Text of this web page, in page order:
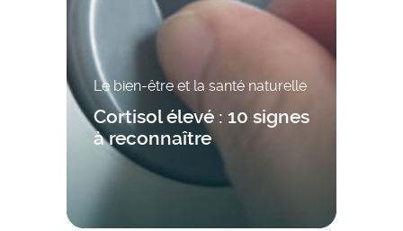
Le bien-être et la santé naturelle
Cortisol élevé : 10 signes
à reconnaître